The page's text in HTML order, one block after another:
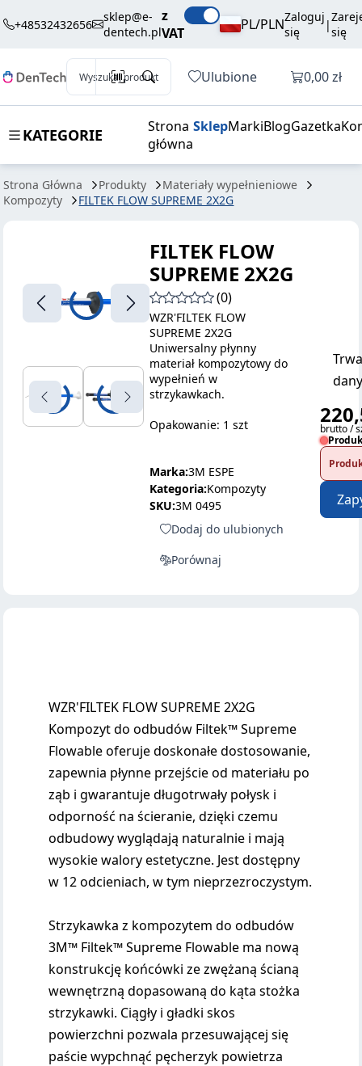
+48532432656
sklep@e-
dentech.pl
z
VAT
PL/PLNZaloguj
się
|się
Wyszukaj produkt Ulubione Otwórz
0,00 zł
KATEGORIE
Strona
główna
SklepMarkiBlogGazetka
Strona Główna Produkty
Materiały wypełnieniowe
Kompozyty
FILTEK FLOW SUPREME 2X2G
SUPREME
brutto / szt.
FILTEK FLOW
SUPREME 2X2G
(0)
WZR'FILTEK FLOW
SUPREME 2X2G
Uniwersalny płynny
materiał kompozytowy do
wypełnień w
strzykawkach.
Opakowanie: 1 szt
Marka:3M ESPE
Kategoria:Kompozyty
SKU:3M 0495
Dodaj do ulubionych
Porównaj
brutto /
WZR'FILTEK FLOW SUPREME 2X2G
Kompozyt do odbudów Filtek™ Supreme
Flowable oferuje doskonałe dostosowanie,
zapewnia płynne przejście od materiału po
ząb i gwarantuje długotrwały połysk i
odporność na ścieranie, dzięki czemu
odbudowy wyglądają naturalnie i mają
wysokie walory estetyczne. Jest dostępny
w 12 odcieniach, w tym nieprzezroczystym.
Strzykawka z kompozytem do odbudów
3M™ Filtek™ Supreme Flowable ma nową
konstrukcję końcówki ze zwężaną ścianą
wewnętrzną dopasowaną do kąta stożka
strzykawki. Ciągły i gładki skos
powierzchni pozwala przesuwającej się
paście wypchnąć pęcherzyk powietrza